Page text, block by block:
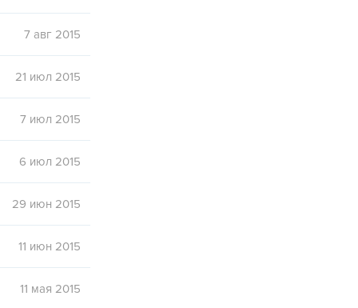
7 авг 2015
21 июл 2015
7 июл 2015
6 июл 2015
29 июн 2015
11 июн 2015
11 мая 2015